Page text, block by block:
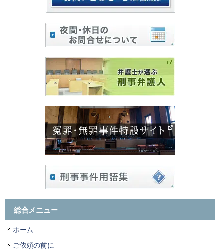
総合メニュー
ホーム
ご依頼の前に